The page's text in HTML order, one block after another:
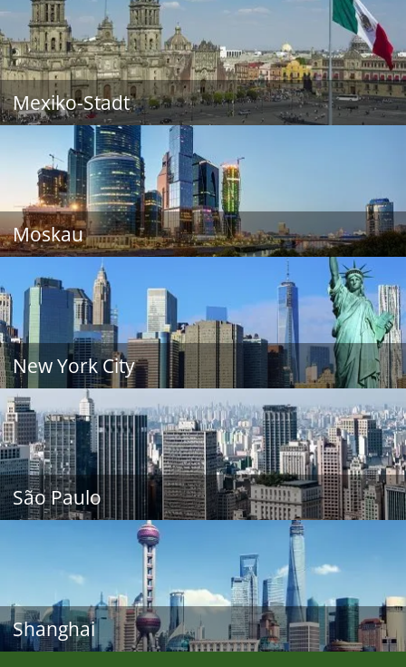
Mexiko-Stadt
Moskau
New York City
São Paulo
Shanghai